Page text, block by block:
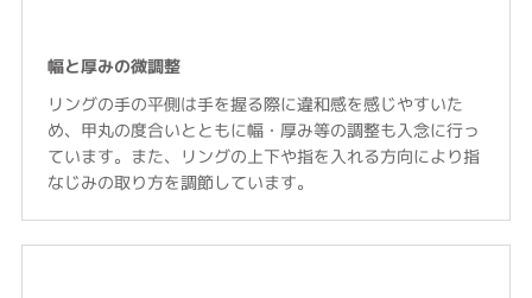
幅と厚みの微調整
リングの手の平側は手を握る際に違和感を感じやすいた
め、甲丸の度合いとともに幅・厚み等の調整も入念に行っ
ています。また、リングの上下や指を入れる方向により指
なじみの取り方を調節しています。